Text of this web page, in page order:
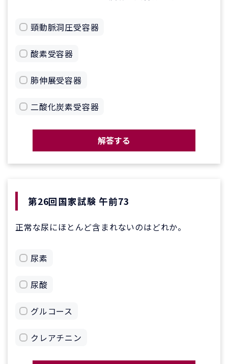
頸動脈洞圧受容器
酸素受容器
肺伸展受容器
二酸化炭素受容器
解答する
第26回国家試験 午前73
正常な尿にほとんど含まれないのはどれか。
尿素
尿酸
グルコース
クレアチニン